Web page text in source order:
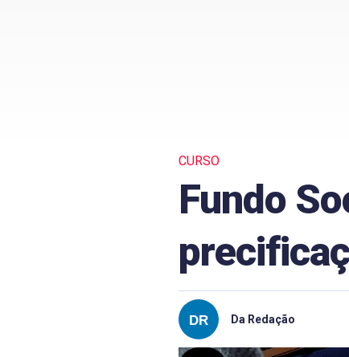
CURSO
Fundo
Da Redação